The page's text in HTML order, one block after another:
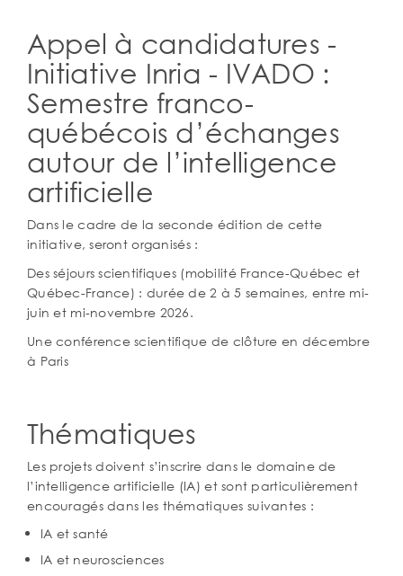
Corps
de
texte
Appel à candidatures -
Initiative Inria - IVADO :
Semestre franco-
québécois d’échanges
autour de l’intelligence
artificielle
Dans le cadre de la seconde édition de cette
initiative, seront organisés :
Des séjours scientifiques (mobilité France-Québec et
Québec-France) : durée de 2 à 5 semaines, entre mi-
juin et mi-novembre 2026.
Une conférence scientifique de clôture en décembre
à Paris
Thématiques
Les projets doivent s’inscrire dans le domaine de
l’intelligence artificielle (IA) et sont particulièrement
encouragés dans les thématiques suivantes :
IA et santé
IA et neurosciences